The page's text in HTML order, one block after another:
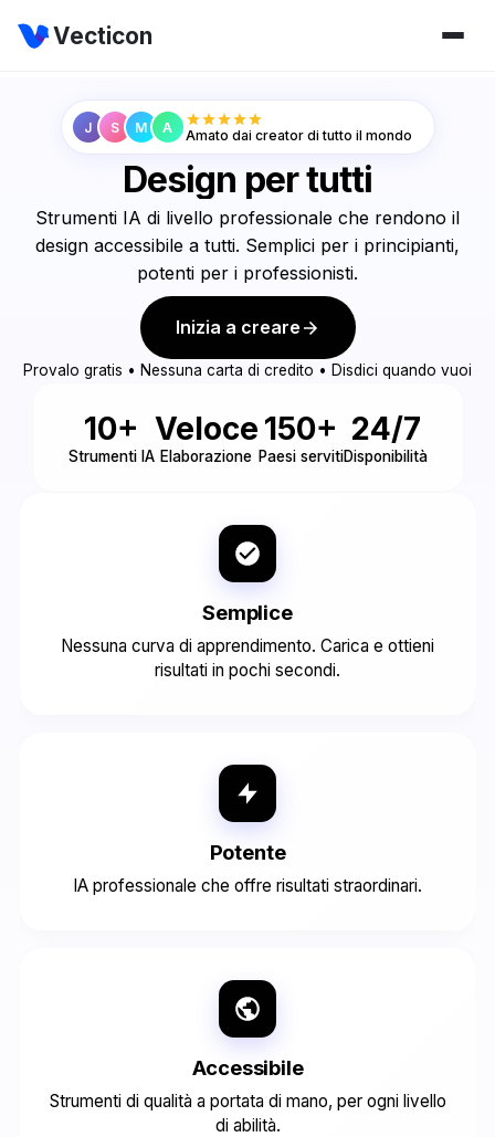
Vecticon
J S M A Amato dai creator di tutto il mondo
Design per tutti
Strumenti IA di livello professionale che rendono il
design accessibile a tutti. Semplici per i principianti,
potenti per i professionisti.
Inizia a creare
Provalo gratis • Nessuna carta di credito • Disdici quando vuoi
10+
Strumenti IA
Veloce
Elaborazione
150+
Paesi serviti
24/7
Disponibilità
Semplice
Nessuna curva di apprendimento. Carica e ottieni
risultati in pochi secondi.
Potente
IA professionale che offre risultati straordinari.
Accessibile
Strumenti di qualità a portata di mano, per ogni livello
di abilità.